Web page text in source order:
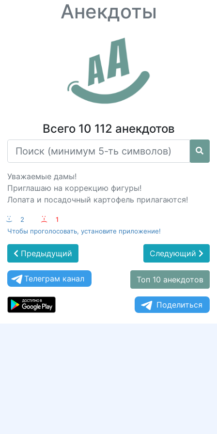
Анекдоты
Всего 10 112 анекдотов
Уважаемые дамы!
Приглашаю на коррекцию фигуры!
Лопата и посадочный картофель прилагаются!
:-) 2 :-(
1
Чтобы проголосовать, установите приложение!
Предыдущий Следующий
Телеграм канал Топ 10 анекдотов
Поделиться